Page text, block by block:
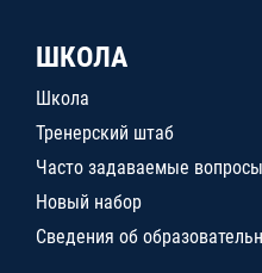
ШКОЛА
Школа
Тренерский штаб
Часто задаваемые вопросы
Новый набор
Сведения об